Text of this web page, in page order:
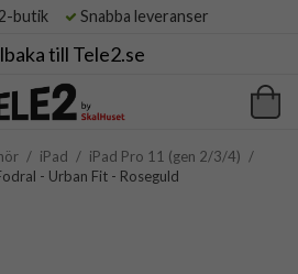
butik Snabba leveranser
till Tele2.se
/ iPad / iPad Pro 11 (gen 2/3/4) /
- Urban Fit - Roseguld